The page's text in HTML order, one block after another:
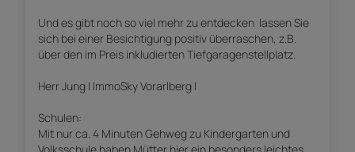
Und es gibt noch so viel mehr zu entdecken  lassen Sie
sich bei einer Besichtigung positiv überraschen, z.B.
über den im Preis inkludierten Tiefgaragenstellplatz.
Herr Jung | ImmoSky Vorarlberg |
Schulen:
Mit nur ca. 4 Minuten Gehweg zu Kindergarten und